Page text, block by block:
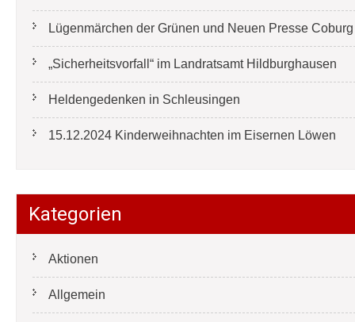
Lügenmärchen der Grünen und Neuen Presse
„Sicherheitsvorfall“ im Landratsamt Hildburghausen
Heldengedenken in Schleusingen
15.12.2024 Kinderweihnachten im Eisernen Löwen
Kategorien
Aktionen
Allgemein